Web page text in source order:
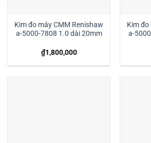
Kim đo máy CMM Renishaw
a-5000-7808 1.0 dài 20mm
₫1,800,000
Kim đo
a-